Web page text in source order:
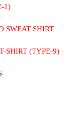
1)
SWEAT SHIRT
SHIRT (TYPE-9)